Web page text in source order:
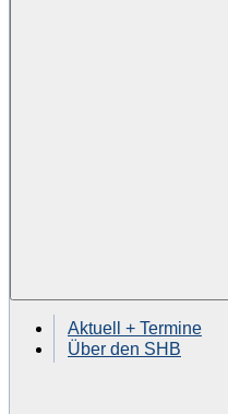
Aktuell + Termine
Über den SHB